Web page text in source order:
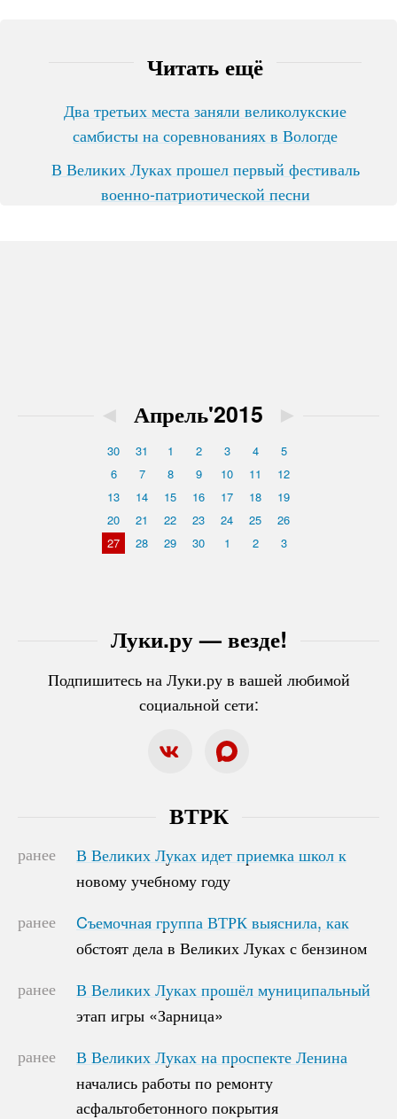
Читать ещё
Два третьих места заняли великолукские
самбисты на соревнованиях в Вологде
В Великих Луках прошел первый фестиваль
военно-патриотической песни
Луки.ру — везде!
Подпишитесь на Луки.ру в вашей любимой
социальной сети:
◄ Апрель'2015 ►
30 31 1 2 3 4
5
6
7 8 9 10 11
12
13
14 15 16 17 18
19
20
21 22 23 24 25
26
27
28 29 30 1 2 3
ВТРК
ранее
В Великих Луках идет приемка школ к
новому учебному году
В Великих Луках идет приемка школ к
новому учебному году
ранее
Cъемочная группа ВТРК выяснила, как
обстоят дела в Великих Луках с бензином
Cъемочная группа ВТРК выяснила, как
обстоят дела в Великих Луках с бензином
ранее
В Великих Луках прошёл муниципальный
этап игры «Зарница»
В Великих Луках прошёл муниципальный
этап игры «Зарница»
ранее
В Великих Луках на проспекте Ленина
начались работы по ремонту
асфальтобетонного покрытия
В Великих Луках на проспекте Ленина
начались работы по ремонту
асфальтобетонного покрытия